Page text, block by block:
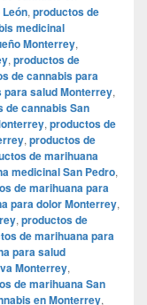
, productos de
medicinal
Monterrey,
, productos de
de cannabis para
salud Monterrey,
de cannabis San
, productos de
, productos de
de marihuana
medicinal San Pedro,
de marihuana para
para dolor Monterrey,
, productos de
de marihuana para
para salud
Monterrey,
de marihuana San
en Monterrey,